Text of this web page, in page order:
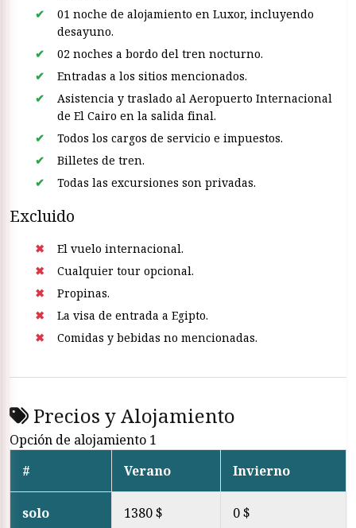
01 noche de alojamiento en Luxor, incluyendo
desayuno.
02 noches a bordo del tren nocturno.
Entradas a los sitios mencionados.
Asistencia y traslado al Aeropuerto Internacional
de El Cairo en la salida final.
Todos los cargos de servicio e impuestos.
Billetes de tren.
Todas las excursiones son privadas.
Excluido
El vuelo internacional.
Cualquier tour opcional.
Propinas.
La visa de entrada a Egipto.
Comidas y bebidas no mencionadas.
Precios y Alojamiento
Opción de alojamiento 1
#
Verano Invierno
solo 1380 $ 0 $